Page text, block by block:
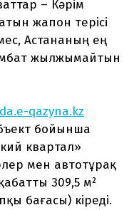
– Кәрім
жапон терісі
Астананың ең
жылжымайтын
qazyna.kz
бойынша
квартал»
мен автотұрақ
309,5 м²
бағасы) кіреді.